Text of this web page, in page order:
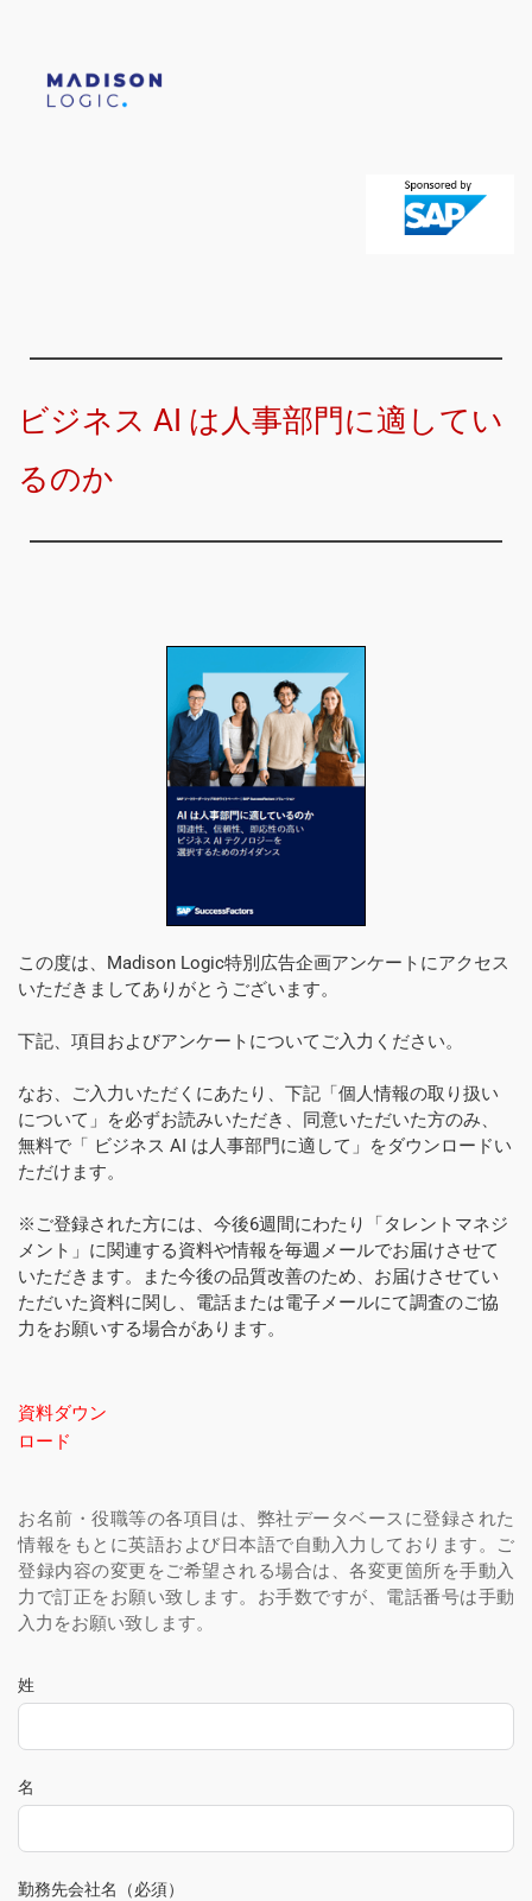
ビジネス AI は人事部門に適してい
るのか
この度は、Madison Logic特別広告企画アンケートにアクセス
いただきましてありがとうございます。
下記、項目およびアンケートについてご入力ください。
なお、ご入力いただくにあたり、下記「個人情報の取り扱い
について」を必ずお読みいただき、同意いただいた方のみ、
無料で「 ビジネス AI は人事部門に適して」をダウンロードい
ただけます。
※ご登録された方には、今後6週間にわたり「タレントマネジ
メント」に関連する資料や情報を毎週メールでお届けさせて
いただきます。また今後の品質改善のため、お届けさせてい
ただいた資料に関し、電話または電子メールにて調査のご協
力をお願いする場合があります。
資料ダウン
ロード
お名前・役職等の各項目は、弊社データベースに登録された
情報をもとに英語および日本語で自動入力しております。ご
登録内容の変更をご希望される場合は、各変更箇所を手動入
力で訂正をお願い致します。お手数ですが、電話番号は手動
入力をお願い致します。
姓
名
勤務先会社名（必須）